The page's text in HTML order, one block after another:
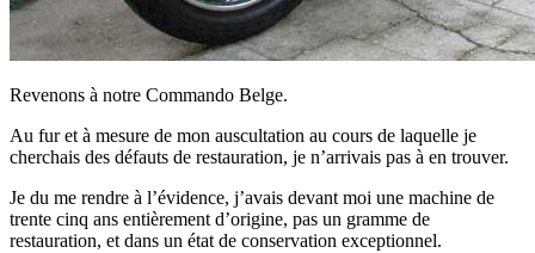
Revenons à notre Commando Belge.
Au fur et à mesure de mon auscultation au cours de laquelle je
cherchais des défauts de restauration, je n’arrivais pas à en trouver.
Je du me rendre à l’évidence, j’avais devant moi une machine de
trente cinq ans entièrement d’origine, pas un gramme de
restauration, et dans un état de conservation exceptionnel.